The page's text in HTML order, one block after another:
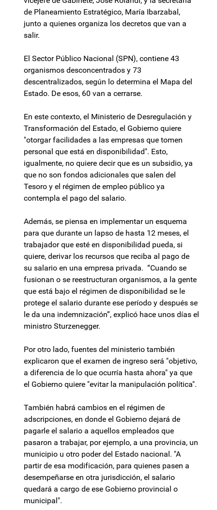
de Planeamiento Estratégico, María Ibarzabal,
junto a quienes organiza los decretos que van a
salir.
El Sector Público Nacional (SPN), contiene 43
organismos desconcentrados y 73
descentralizados, según lo determina el Mapa del
Estado. De esos, 60 van a cerrarse.
En este contexto, el Ministerio de Desregulación y
Transformación del Estado, el Gobierno quiere
"otorgar facilidades a las empresas que tomen
personal que está en disponibilidad". Esto,
igualmente, no quiere decir que es un subsidio, ya
que no son fondos adicionales que salen del
Tesoro y el régimen de empleo público ya
contempla el pago del salario.
Además, se piensa en implementar un esquema
para que durante un lapso de hasta 12 meses, el
trabajador que esté en disponibilidad pueda, si
quiere, derivar los recursos que reciba al pago de
su salario en una empresa privada. “Cuando se
fusionan o se reestructuran organismos, a la gente
que está bajo el régimen de disponibilidad se le
protege el salario durante ese período y después se
le da una indemnización”, explicó hace unos días el
ministro Sturzenegger.
Por otro lado, fuentes del ministerio también
explicaron que el examen de ingreso será "objetivo,
a diferencia de lo que ocurría hasta ahora" ya que
el Gobierno quiere "evitar la manipulación política".
También habrá cambios en el régimen de
adscripciones, en donde el Gobierno dejará de
pagarle el salario a aquellos empleados que
pasaron a trabajar, por ejemplo, a una provincia, un
municipio u otro poder del Estado nacional. "A
partir de esa modificación, para quienes pasen a
desempeñarse en otra jurisdicción, el salario
quedará a cargo de ese Gobierno provincial o
municipal".